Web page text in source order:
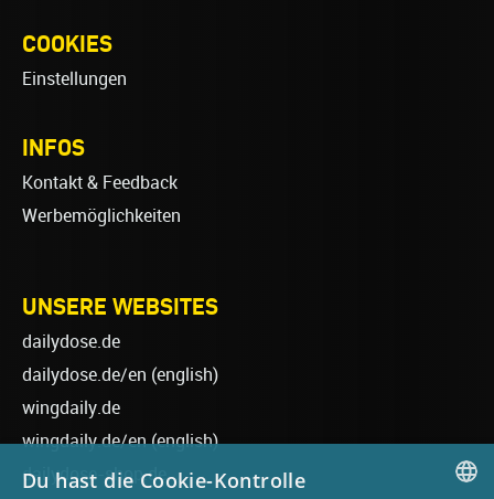
COOKIES
Einstellungen
INFOS
Kontakt & Feedback
Werbemöglichkeiten
UNSERE WEBSITES
dailydose.de
dailydose.de/en (english)
wingdaily.de
wingdaily.de/en(english)
dailydose-shop.de
Du hast die Cookie-Kontrolle